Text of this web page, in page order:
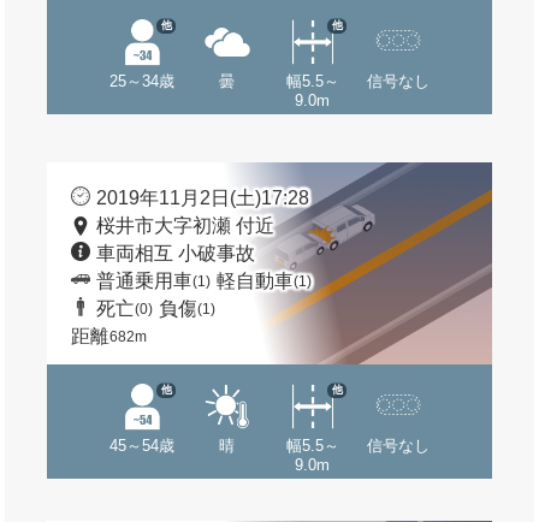
25～34歳
他
曇
幅5.5～
9.0m
他
信号なし
2019年11月2日(土)17:28
桜井市大字初瀬 付近
車両相互 小破事故
普通乗用車(1) 軽自動車(1)
死亡(0) 負傷(1)
距離682m
45～54歳
他
晴
幅5.5～
9.0m
他
信号なし